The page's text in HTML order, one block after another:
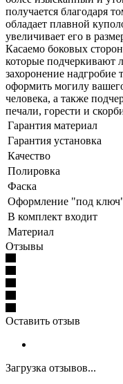
получается благодаря
обладает плавной
увеличивает его в
Касаемо боковых
которые подчеркивают
захоронение
оформить могилу
человека, а также
печали, горести и
Гарантия материал
Гарантия установка
Качество
Полировка
Фаска
Оформление "под
В комплект входит
Материал
Отзывы
Оставить отзыв
Загрузка отзывов...